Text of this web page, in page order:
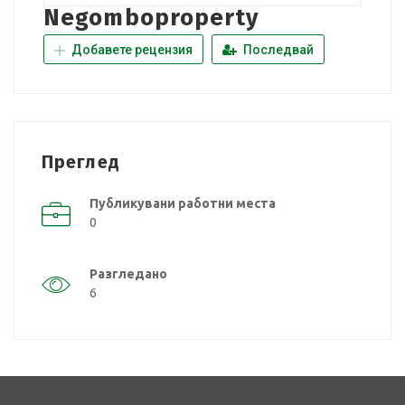
Negomboproperty
Добавете рецензия Последвай
Преглед
Публикувани работни места
0
Разгледано
6